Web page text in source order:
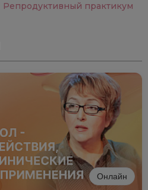
Репродуктивный практикум
Онлайн